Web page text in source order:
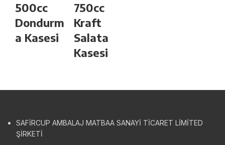
500cc
Dondurm
a Kasesi
750cc
Kraft
Salata
Kasesi
SAFİRCUP AMBALAJ MATBAA SANAYİ TİCARET LİMİTED
ŞİRKETİ